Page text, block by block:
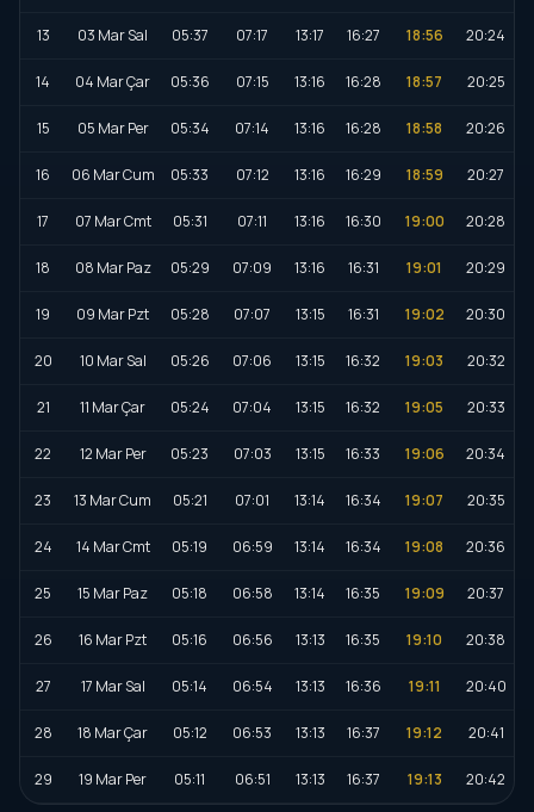
13 03 Mar Sal 05:37 07:17 13:17 16:27 18:56 20:24
14 04 Mar Çar 05:36 07:15 13:16 16:28 18:57 20:25
15 05 Mar Per 05:34 07:14 13:16 16:28 18:58 20:26
16 06 Mar Cum 05:33 07:12 13:16 16:29 18:59 20:27
17 07 Mar Cmt 05:31 07:11 13:16 16:30 19:00 20:28
18 08 Mar Paz 05:29 07:09 13:16 16:31 19:01 20:29
19 09 Mar Pzt 05:28 07:07 13:15 16:31 19:02 20:30
20 10 Mar Sal 05:26 07:06 13:15 16:32 19:03 20:32
21 11 Mar Çar 05:24 07:04 13:15 16:32 19:05 20:33
22 12 Mar Per 05:23 07:03 13:15 16:33 19:06 20:34
23 13 Mar Cum 05:21 07:01 13:14 16:34 19:07 20:35
24 14 Mar Cmt 05:19 06:59 13:14 16:34 19:08 20:36
25 15 Mar Paz 05:18 06:58 13:14 16:35 19:09 20:37
26 16 Mar Pzt 05:16 06:56 13:13 16:35 19:10 20:38
27 17 Mar Sal 05:14 06:54 13:13 16:36 19:11 20:40
28 18 Mar Çar 05:12 06:53 13:13 16:37 19:12 20:41
29 19 Mar Per 05:11 06:51 13:13 16:37 19:13 20:42